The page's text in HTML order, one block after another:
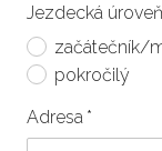
Jezdecká úroveň
začátečník/
pokročilý
Adresa *